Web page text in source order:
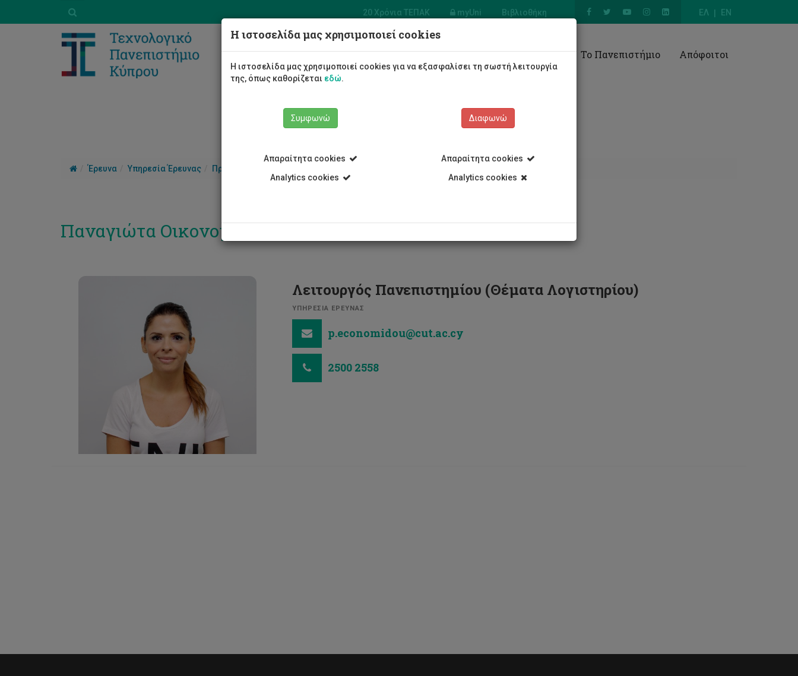
ΕΛ EN
20 Χρόνια ΤΕΠΑΚ myUni Βιβλιοθήκη
Φοιτητές/τριες Σπουδές Έρευνα Το Πανεπιστήμιο Απόφοιτοι
Έρευνα Υπηρεσία Έρευνας Προσωπικό
Παναγιώτα Οικονομίδου
Λειτουργός Πανεπιστημίου (Θέματα Λογιστηρίου)
ΥΠΗΡΕΣΙΑ ΕΡΕΥΝΑΣ
p.economidou@cut.ac.cy
2500 2558
Η ιστοσελίδα μας χρησιμοποιεί cookies
Η ιστοσελίδα μας χρησιμοποιεί cookies για να εξασφαλίσει τη σωστή λειτουργία
της, όπως καθορίζεται εδώ.
Συμφωνώ
Απαραίτητα cookies
Analytics cookies
Διαφωνώ
Απαραίτητα cookies
Analytics cookies